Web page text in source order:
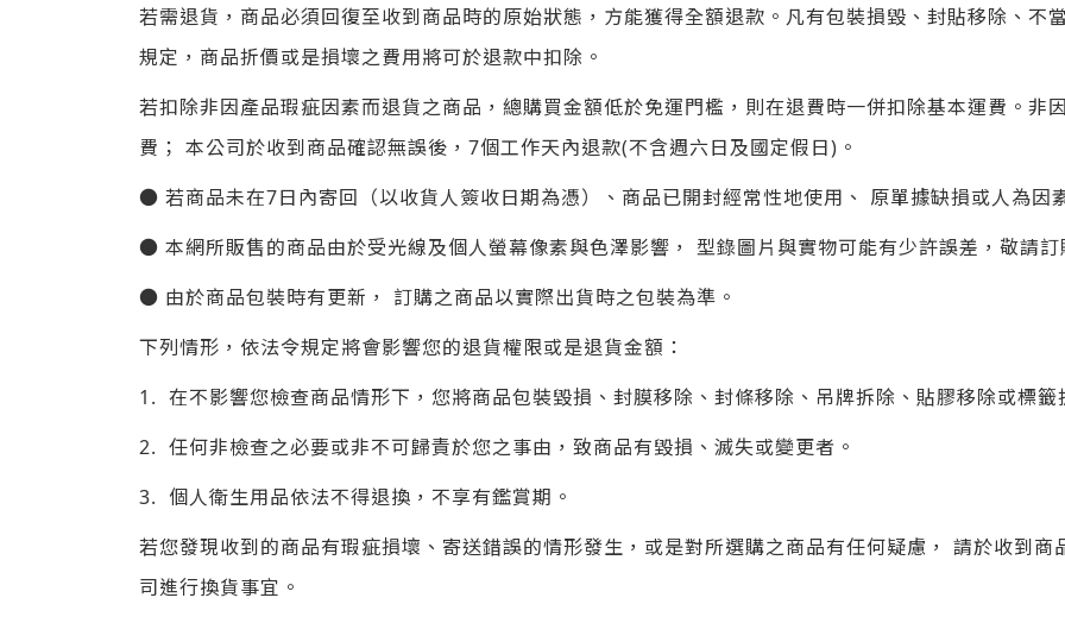
若需退貨，商品必須回復至收到商品時的原始狀態，方能獲得全額退款。凡有包裝損毀、封貼移除、不
規定，商品折價或是損壞之費用將可於退款中扣除。
若扣除非因產品瑕疵因素而退貨之商品，總購買金額低於免運門檻，則在退費時一併扣除基本運費。非
費； 本公司於收到商品確認無誤後，7個工作天內退款(不含週六日及國定假日)。
● 若商品未在7日內寄回（以收貨人簽收日期為憑）、商品已開封經常性地使用、 原單據缺損或人為因
● 本網所販售的商品由於受光線及個人螢幕像素與色澤影響， 型錄圖片與實物可能有少許誤差，敬請
● 由於商品包裝時有更新， 訂購之商品以實際出貨時之包裝為準。
下列情形，依法令規定將會影響您的退貨權限或是退貨金額：
1. 在不影響您檢查商品情形下，您將商品包裝毀損、封膜移除、封條移除、吊牌拆除、貼膠移除或標籤
2. 任何非檢查之必要或非不可歸責於您之事由，致商品有毀損、滅失或變更者。
3. 個人衛生用品依法不得退換，不享有鑑賞期。
若您發現收到的商品有瑕疵損壞、寄送錯誤的情形發生，或是對所選購之商品有任何疑慮， 請於收到
司進行換貨事宜。